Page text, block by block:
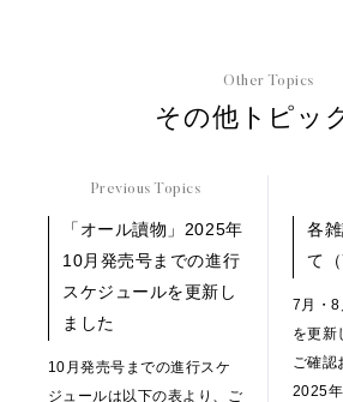
Other Topics
その他トピッ
Previous Topics
「オール讀物」2025年
10月発売号までの進行
スケジュールを更新し
ました
10月発売号までの進行スケ
ジュールは以下の表より、ご
各
て
7月・8
を更新
ご確認
2025年